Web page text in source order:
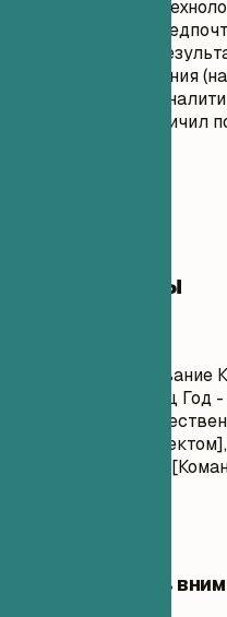
устаревшие
Отдавайте
измеримым
уровня владения
инструмент
который увеличил
Опыт работы
| Название
Месяц Год – Месяц Год -
Результат (с
Руководил(а)
- Сотрудничал(а) с
На что обратить